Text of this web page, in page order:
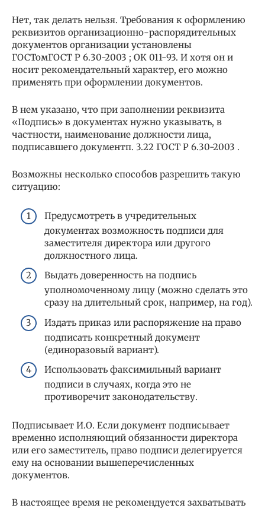
Нет, так делать нельзя. Требования к оформлению
реквизитов организационно-распорядительных
документов организации установлены
ГОСТомГОСТ Р 6.30-2003 ; ОК 011-93. И хотя он и
носит рекомендательный характер, его можно
применять при оформлении документов.
В нем указано, что при заполнении реквизита
«Подпись» в документах нужно указывать, в
частности, наименование должности лица,
подписавшего документп. 3.22 ГОСТ Р 6.30-2003 .
Возможны несколько способов разрешить такую
ситуацию:
Предусмотреть в учредительных
документах возможность подписи для
заместителя директора или другого
должностного лица.
Выдать доверенность на подпись
уполномоченному лицу (можно сделать это
сразу на длительный срок, например, на год).
Издать приказ или распоряжение на право
подписать конкретный документ
(единоразовый вариант).
Использовать факсимильный вариант
подписи в случаях, когда это не
противоречит законодательству.
Подписывает И.О. Если документ подписывает
временно исполняющий обязанности директора
или его заместитель, право подписи делегируется
ему на основании вышеперечисленных
документов.
В настоящее время не рекомендуется захватывать